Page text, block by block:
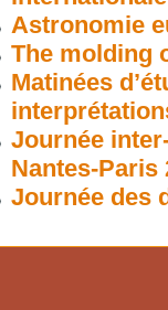
Astronomie
The molding
Matinées
Journée
Nantes-Paris
Journée des